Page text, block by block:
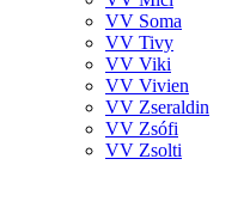
VV Soma
VV Tivy
VV Viki
VV Vivien
VV Zseraldin
VV Zsófi
VV Zsolti